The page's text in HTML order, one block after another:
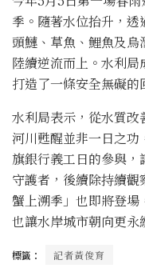
季。隨著水位抬升，
頭鰱、草魚、鯉魚及
陸續逆流而上。水利
打造了一條安全無礙的
水利局表示，從水質改
河川甦醒並非一日之
旗銀行義工日的參與
守護者，後續除持續
蟹上溯季」也即將登場
也讓水岸城市朝向更永
標籤： 記者黃俊育